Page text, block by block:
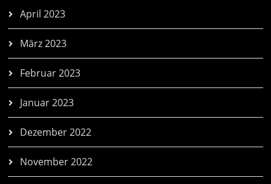
April 2023
März 2023
Februar 2023
Januar 2023
Dezember 2022
November 2022